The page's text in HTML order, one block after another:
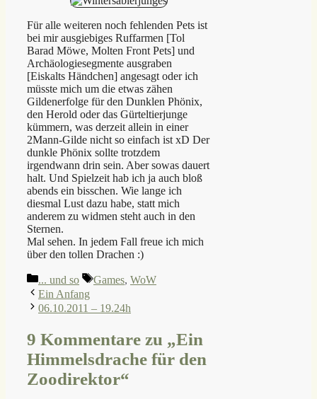
Für alle weiteren noch fehlenden Pets ist
bei mir ausgiebiges Ruffarmen [Tol
Barad Möwe, Molten Front Pets] und
Archäologiesegmente ausgraben
[Eiskalts Händchen] angesagt oder ich
müsste mich um die etwas zähen
Gildenerfolge für den Dunklen Phönix,
den Herold oder das Gürteltierjunge
kümmern, was derzeit allein in einer
2Mann-Gilde nicht so einfach ist xD Der
dunkle Phönix sollte trotzdem
irgendwann drin sein. Aber sowas dauert
halt. Und Spielzeit hab ich ja auch bloß
abends ein bisschen. Wie lange ich
diesmal Lust dazu habe, statt mich
anderem zu widmen steht auch in den
Sternen.
Mal sehen. In jedem Fall freue ich mich
über den tollen Drachen :)
Kategorien
... und so Schlagwörter
Games, WoW
Ein Anfang
06.10.2011 – 19.24h
9 Kommentare zu „Ein
Himmelsdrache für den
Zoodirektor“